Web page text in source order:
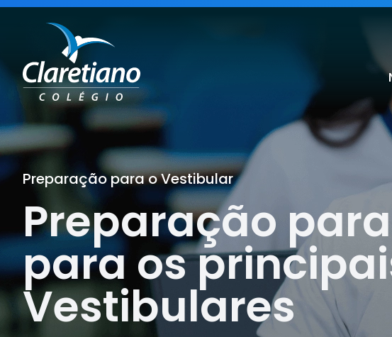
Preparação para o Vestibular
Preparação para
para os
Vestibulares